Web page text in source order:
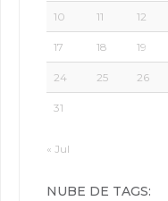
10 11 12
17 18 19
24 25 26
31
« Jul
NUBE DE TAGS: